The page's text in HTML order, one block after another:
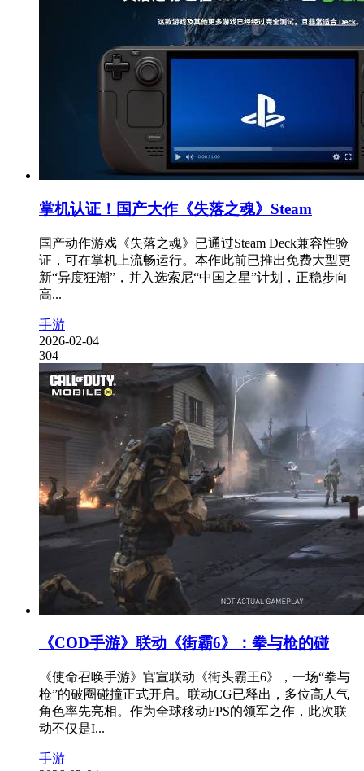
掌机认证！国产大作《失落之魂》Steam
国产动作游戏《失落之魂》已通过Steam Deck兼容性验
证，可在掌机上流畅运行。本作此前已推出免费大型更
新“异度狂潮”，并入选索尼“中国之星”计划，正稳步向
高...
手游
2026-02-04
304
《COD手游》联动《街霸6》：拳与枪的碰
《使命召唤手游》官宣联动《街头霸王6》，一场“拳与
枪”的破圈碰撞正式开启。联动CG已释出，多位高人气
角色率先亮相。作为全球移动FPS的领军之作，此次联
动不仅是I...
手游